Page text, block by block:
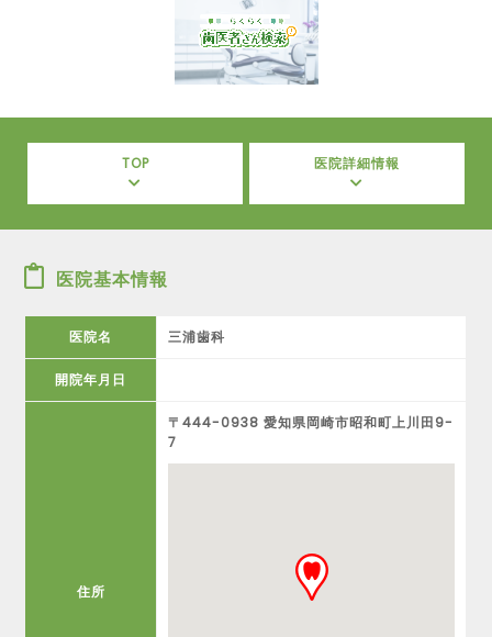
TOP 医院詳細情報
医院基本情報
医院名 三浦歯科
開院年月日
住所
〒444-0938 愛知県岡崎市昭和町上川田9-
7